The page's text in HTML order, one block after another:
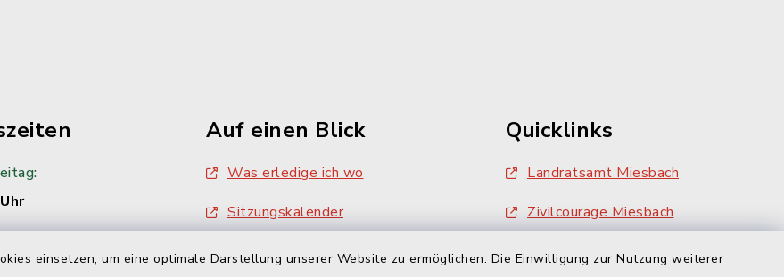
einsetzen, um eine optimale Darstellung unserer Website zu ermöglichen. Die Einwilligung zur Nutzung weiterer
Auf einen Blick
Was erledige ich wo
Sitzungskalender
Sitzungsprotokolle
Quicklinks
Landratsamt Miesbach
Zivilcourage Miesbach